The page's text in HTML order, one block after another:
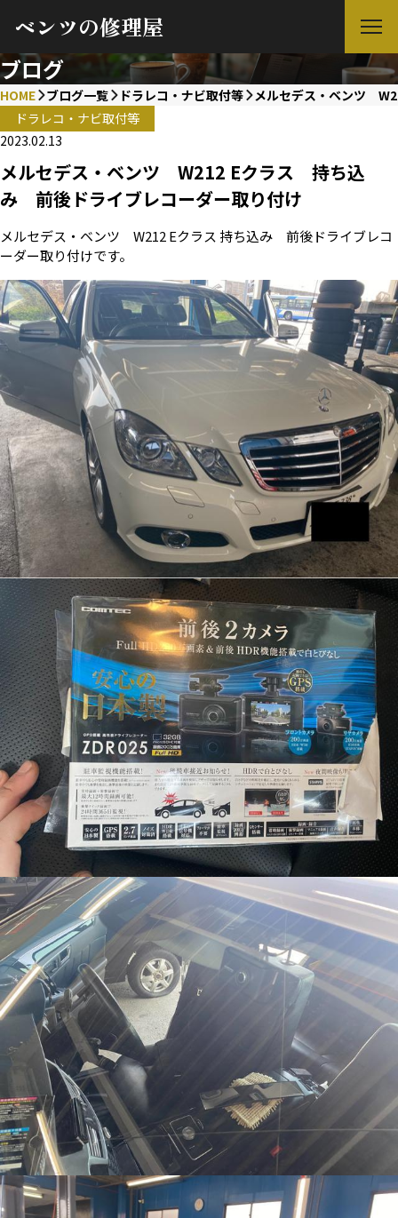
ベンツの修理屋
ブログ
HOME ブログ一覧 ドラレコ・ナビ取付等
メルセデス・ベンツ
ドラレコ・ナビ取付等
2023.02.13
メルセデス・ベンツ W212 Eクラス 持ち込
み 前後ドライブレコーダー取り付け
メルセデス・ベンツ W212 Eクラス 持ち込み 前後ドライブレコ
ーダー取り付けです。